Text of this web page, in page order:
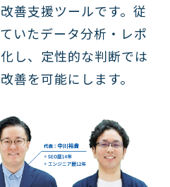
善支援ツールです。従
いたデータ分析・レポ
し、定性的な判断では
善を可能にします。